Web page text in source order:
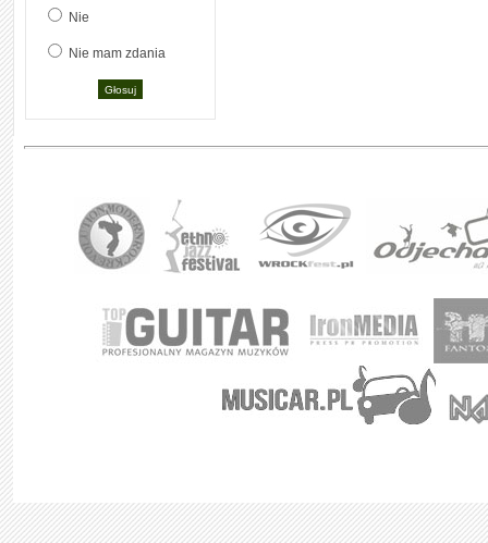
Nie
Nie mam zdania